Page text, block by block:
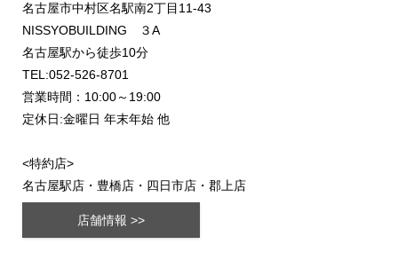
名古屋市中村区名駅南2丁目11-43
NISSYOBUILDING ３A
名古屋駅から徒歩10分
TEL:052-526-8701
営業時間：10:00～19:00
定休日:金曜日 年末年始 他
<特約店>
名古屋駅店・豊橋店・四日市店・郡上店
店舗情報 >>